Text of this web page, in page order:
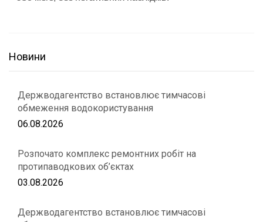
Новини
Держводагентство встановлює тимчасові
обмеження водокористування
06.08.2026
Розпочато комплекс ремонтних робіт на
протипаводкових об’єктах
03.08.2026
Держводагентство встановлює тимчасові